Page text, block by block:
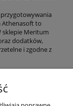
przygotowywania
to
sklepie Meritum
dodatków,
i zgodne z